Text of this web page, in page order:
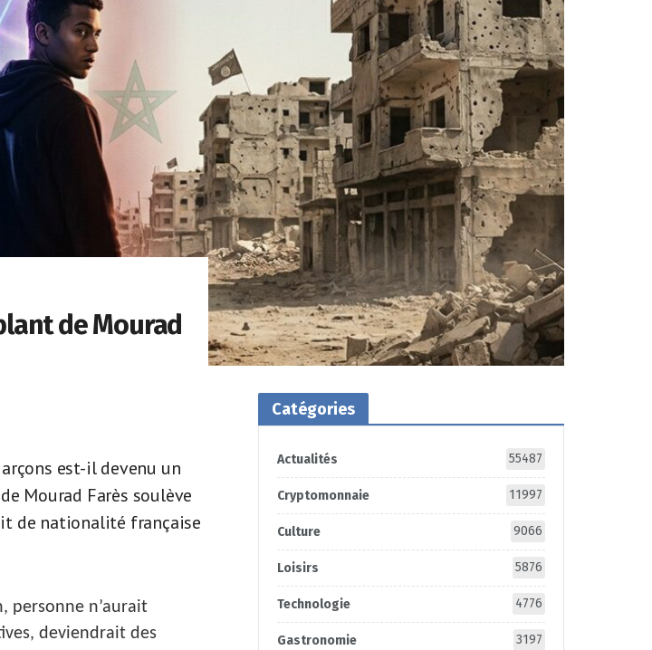
de Mourad
est-il devenu un
Mourad Farès soulève
de nationalité française
personne n’aurait
deviendrait des
Catégories
Actualités 55487
Cryptomonnaie 11997
Culture 9066
Loisirs 5876
Technologie 4776
Gastronomie 3197